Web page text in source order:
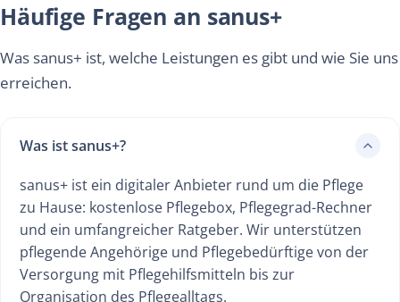
Häufige Fragen an sanus+
Was sanus+ ist, welche Leistungen es gibt und wie Sie uns
erreichen.
Was ist sanus+?
sanus+ ist ein digitaler Anbieter rund um die Pflege
zu Hause: kostenlose Pflegebox, Pflegegrad-Rechner
und ein umfangreicher Ratgeber. Wir unterstützen
pflegende Angehörige und Pflegebedürftige von der
Versorgung mit Pflegehilfsmitteln bis zur
Organisation des Pflegealltags.